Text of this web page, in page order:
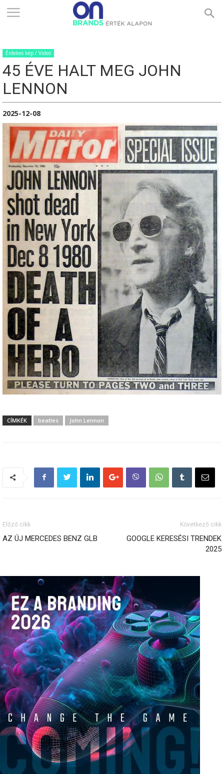
ONBRANDS
–
ALAPON
Érdekes kép / Videó
45 ÉVE HALT MEG JOHN
LENNON
2025-12-08
CÍMKÉK beatles John Lennon
Előző cikk
AZ ÚJ MERCEDES BENZ GLB
Következő cikk
GOOGLE KERESÉSI TRENDEK
2025